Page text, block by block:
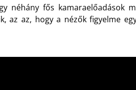
néhány fős kamaraelőadások
az az, hogy a nézők figyelme